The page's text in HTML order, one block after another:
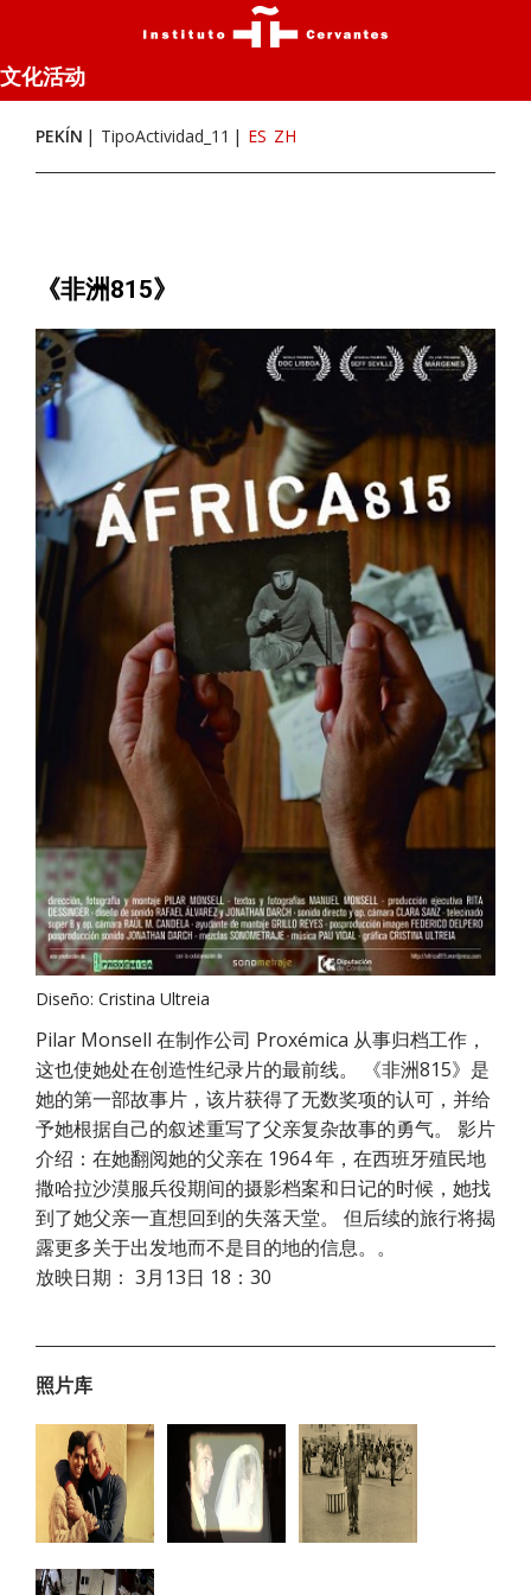
文化活动
PEKÍN TipoActividad_11 ES ZH
《非洲815》
Diseño: Cristina Ultreia
Pilar Monsell 在制作公司 Proxémica 从事归档工作，
这也使她处在创造性纪录片的最前线。 《非洲815》是
她的第一部故事片，该片获得了无数奖项的认可，并给
予她根据自己的叙述重写了父亲复杂故事的勇气。 影片
介绍：在她翻阅她的父亲在 1964 年，在西班牙殖民地
撒哈拉沙漠服兵役期间的摄影档案和日记的时候，她找
到了她父亲一直想回到的失落天堂。 但后续的旅行将揭
露更多关于出发地而不是目的地的信息。。
放映日期： 3月13日 18：30
照片库